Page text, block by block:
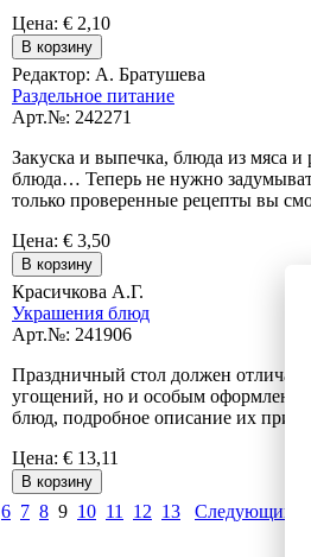
Цена: € 2,10
Редактор: А. Братушева
Раздельное питание
Арт.№: 242271
Закуска и выпечка, блюда из мяса
блюда… Теперь не нужно
только проверенные рецепты вы
Цена: € 3,50
Красичкова А.Г.
Украшения блюд
Арт.№: 241906
Праздничный стол должен
угощений, но и особым
блюд, подробное описание их
Цена: € 13,11
6 7 8 9 10 11 12 13 Следующий >